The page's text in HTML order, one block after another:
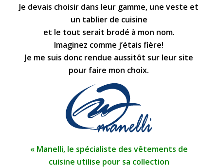
Je devais choisir dans leur gamme, une veste et
un tablier de cuisine
et le tout serait brodé à mon nom.
Imaginez comme j’étais fière!
Je me suis donc rendue aussitôt sur leur site
pour faire mon choix.
« Manelli, le spécialiste des vêtements de
cuisine utilise pour sa collection